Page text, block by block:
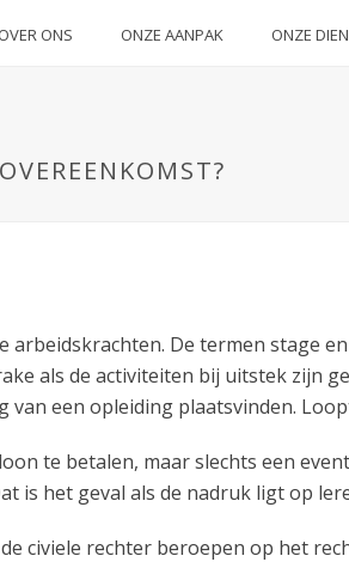
OVER ONS ONZE AANPAK ONZE
arbeidskrachten. De termen stage
als de activiteiten bij uitstek zijn
een opleiding plaatsvinden.
te betalen, maar slechts een
is het geval als de nadruk ligt op
civiele rechter beroepen op het